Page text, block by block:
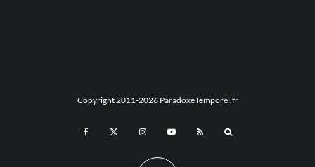
Copyright 2011-2026 ParadoxeTemporel.fr